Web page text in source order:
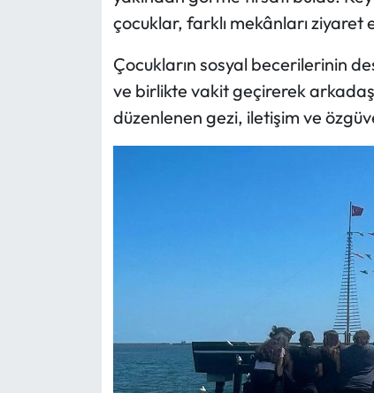
çocuklar, farklı mekânları
Çocukların sosyal becerilerinin
ve birlikte vakit geçirerek
düzenlenen gezi, iletişim ve
Oğuzlar Haberleri